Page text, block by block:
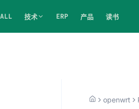
ALL 技术 ERP 产品 读书
openwrt